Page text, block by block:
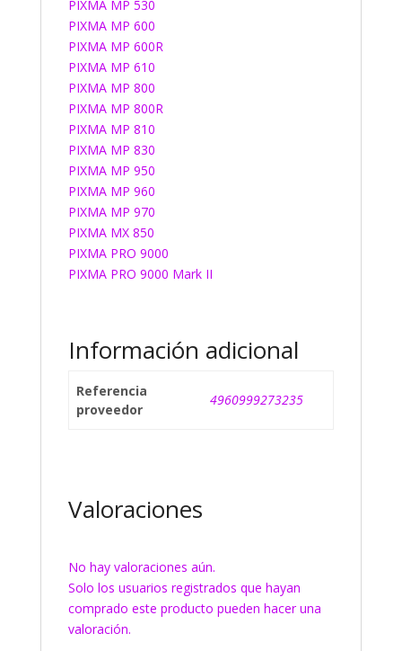
PIXMA MP 530
PIXMA MP 600
PIXMA MP 600R
PIXMA MP 610
PIXMA MP 800
PIXMA MP 800R
PIXMA MP 810
PIXMA MP 830
PIXMA MP 950
PIXMA MP 960
PIXMA MP 970
PIXMA MX 850
PIXMA PRO 9000
PIXMA PRO 9000 Mark II
Información adicional
Referencia
proveedor
4960999273235
Valoraciones
No hay valoraciones aún.
Solo los usuarios registrados que hayan
comprado este producto pueden hacer una
valoración.